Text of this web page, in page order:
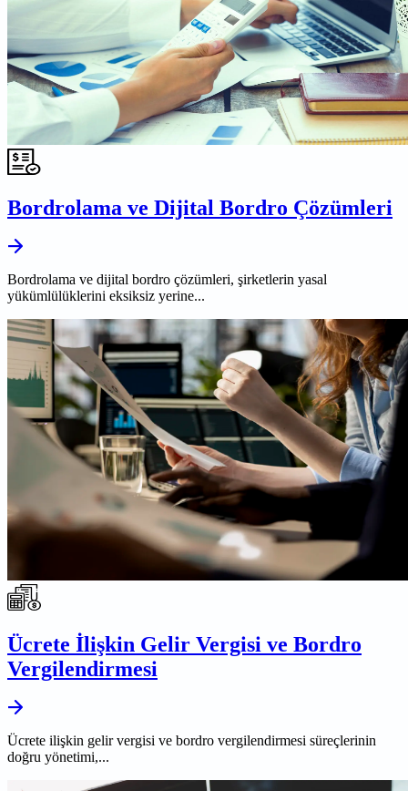
Bordrolama ve Dijital Bordro Çözümleri
Bordrolama ve dijital bordro çözümleri, şirketlerin yasal
yükümlülüklerini eksiksiz yerine...
Ücrete İlişkin Gelir Vergisi ve Bordro
Vergilendirmesi
Ücrete ilişkin gelir vergisi ve bordro vergilendirmesi süreçlerinin
doğru yönetimi,...